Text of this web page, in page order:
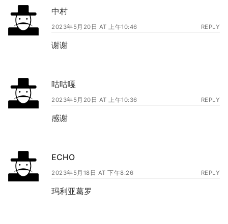
中村
2023年5月20日 AT 上午10:46 REPLY
谢谢
咕咕嘎
2023年5月20日 AT 上午10:36 REPLY
感谢
ECHO
2023年5月18日 AT 下午8:26 REPLY
玛利亚葛罗